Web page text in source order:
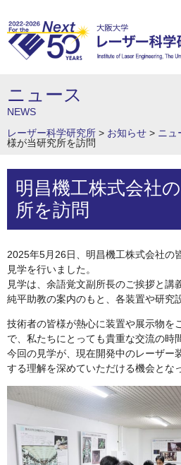
ニュース
NEWS
レーザー科学研究所 > お知らせ > ニュ
様が当研究所を訪問
明昌機工株式会社
所を訪問
2025年5月26日、明昌機工株式会社の
見学を行いました。
見学は、余語覚文副所長のご挨拶と講
純平助教の案内のもと、各装置や研究
技術者の皆様が熱心に装置や展示物を
で、私たちにとっても貴重な交流の時
今回の見学が、現在開発中のレーザー
する理解を深めていただける機会とな